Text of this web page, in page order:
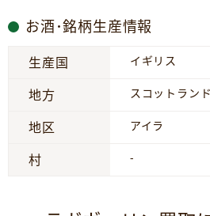
お酒･銘柄生産情報
生産国 イギリス
地方 スコットランド
地区 アイラ
村 -